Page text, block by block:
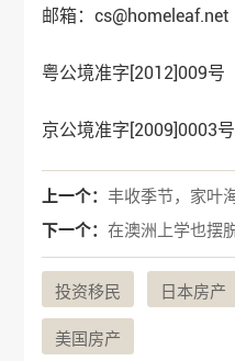
邮箱：cs@homeleaf.net
粤公境准字[2012]009
京公境准字
上一个：
下一个： 在澳洲上学也摆
投资移民 日本房产
美国房产